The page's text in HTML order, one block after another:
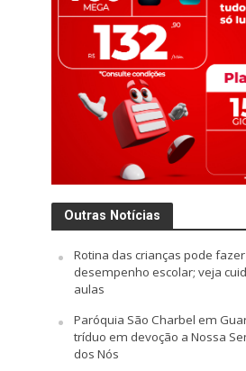
Outras Notícias
Rotina das crianças pode
desempenho escolar; veja
aulas
Paróquia São Charbel em
tríduo em devoção a Nossa
dos Nós